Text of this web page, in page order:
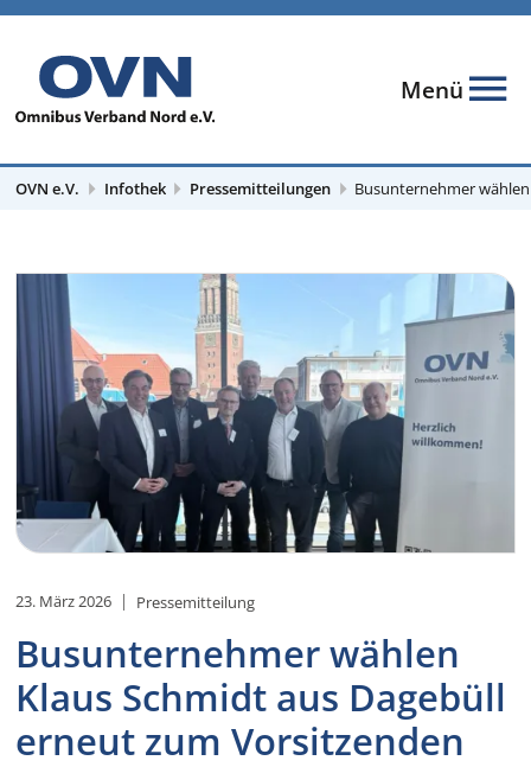
Menü
OVN e.V. Infothek Pressemitteilungen
23. März 2026 Pressemitteilung
Busunternehmer wählen
Klaus Schmidt aus Dagebüll
erneut zum Vorsitzenden